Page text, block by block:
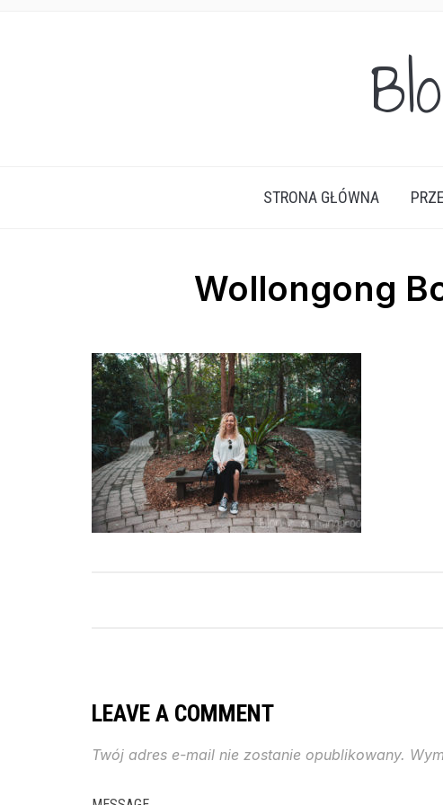
STRONA GŁÓWNA
Wollongong
LEAVE A COMMENT
Twój adres e-mail nie zostanie opublikowany.